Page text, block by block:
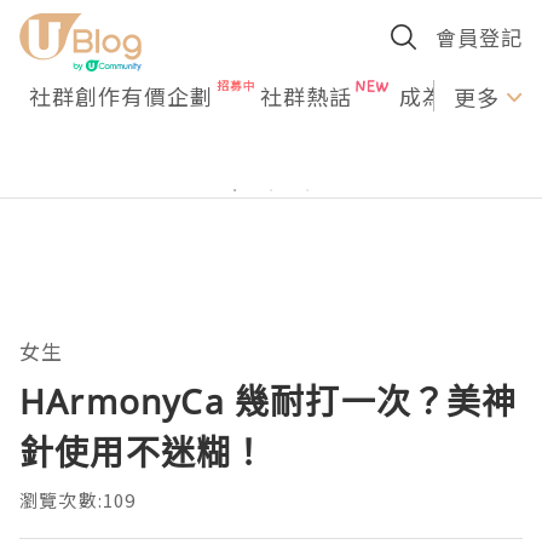
會員登記
社群創作有價企劃 社群熱話 成為U更多
女生
HArmonyCa 幾耐打一次？美神
針使用不迷糊！
瀏覽次數:109